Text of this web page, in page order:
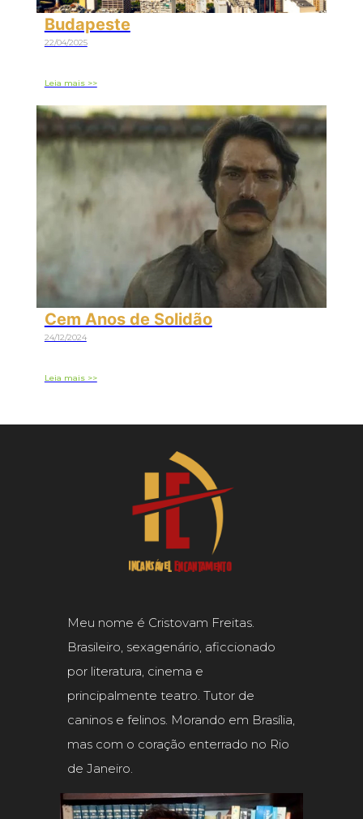
Budapeste
22/04/2025
Leia mais >>
Cem Anos de Solidão
24/12/2024
Leia mais >>
Meu nome é Cristovam Freitas.
Brasileiro, sexagenário, aficcionado
por literatura, cinema e
principalmente teatro. Tutor de
caninos e felinos. Morando em Brasília,
mas com o coração enterrado no Rio
de Janeiro.